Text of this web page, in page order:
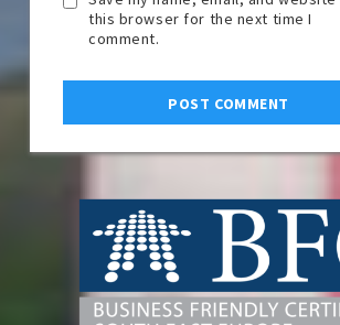
this browser for the next time I
comment.